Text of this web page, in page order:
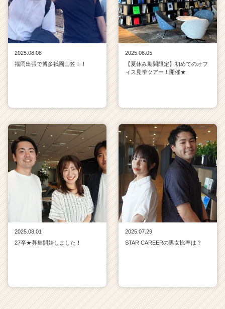
2025.08.08
福岡出張で博多祇園山笠！！
2025.08.05
【夏休み期間限定】初めてのオフ
ィス見学ツアー！開催★
2025.08.01
27卒★募集開始しました！
2025.07.29
STAR CAREERの男女比率は？